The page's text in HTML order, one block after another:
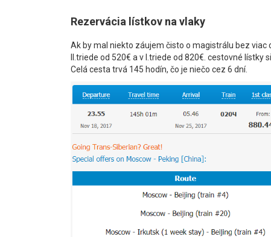
Rezervácia lístkov na vlaky
Ak by mal niekto záujem čisto o magistrálu bez
II.triede od 520€ a v I.triede od 820€. cestovné
Celá cesta trvá 145 hodín, čo je niečo cez 6 dní.